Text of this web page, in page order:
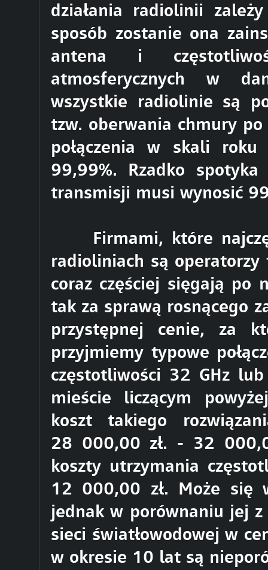
działania radiolinii
sposób zostanie ona
antena i
atmosferycznych w
wszystkie radiolinie są
tzw. oberwania chmury
połączenia w skali
99,99%. Rzadko
transmisji musi wynosić
Firmami, które
radioliniach są
coraz częściej sięgają po
tak za sprawą rosnącego
przystępnej cenie, za
przyjmiemy typowe
częstotliwości 32 GHz
mieście liczącym
koszt takiego
28 000,00 zł. - 32
koszty utrzymania
12 000,00 zł. Może się
jednak w porównaniu jej
sieci światłowodowej w
w okresie 10 lat są